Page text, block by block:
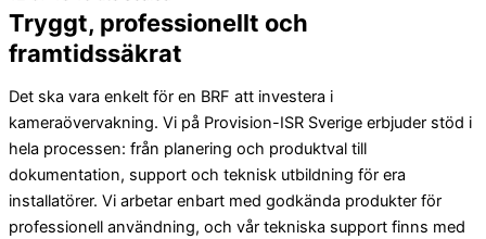
Tryggt, professionellt och
framtidssäkrat
Det ska vara enkelt för en BRF att investera i
kameraövervakning. Vi på Provision-ISR Sverige erbjuder stöd i
hela processen: från planering och produktval till
dokumentation, support och teknisk utbildning för era
installatörer. Vi arbetar enbart med godkända produkter för
professionell användning, och vår tekniska support finns med